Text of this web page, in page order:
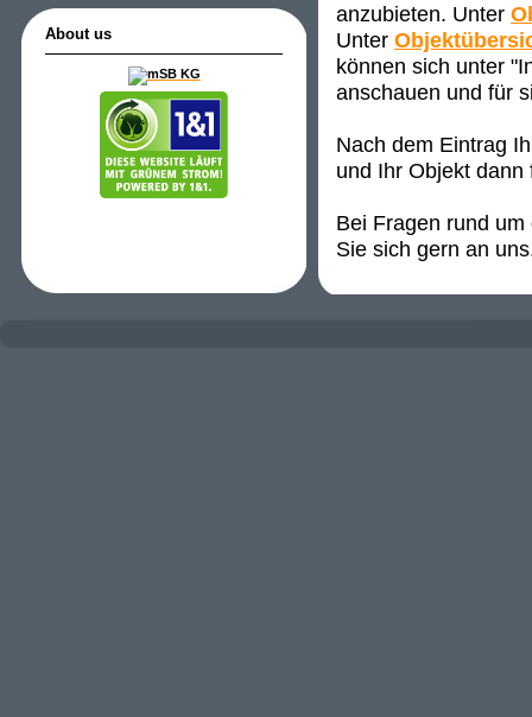
About us
anzubieten. Unter
Unter
können sich unter
anschauen und für
Nach dem Eintrag
und Ihr Objekt dann
Bei Fragen rund
Sie sich gern an